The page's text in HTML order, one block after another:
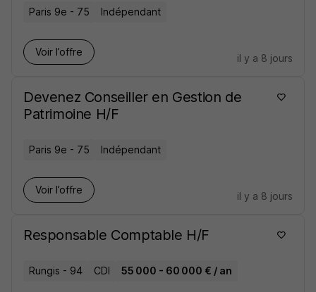
Paris 9e - 75 Indépendant
Voir l’offre
il y a 8 jours
Devenez Conseiller en Gestion de
Patrimoine H/F
Paris 9e - 75 Indépendant
Voir l’offre
il y a 8 jours
Responsable Comptable H/F
Rungis - 94 CDI 55 000 - 60 000 € / an